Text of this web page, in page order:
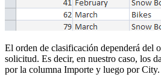
El orden de clasificación dependerá del
solicitud. Es decir, en nuestro caso, los
por la columna Importe y luego por City.